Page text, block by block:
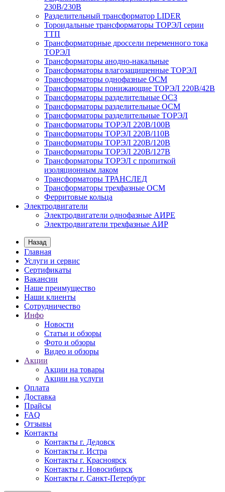
230В/230В
Разделительный трансформатор LIDER
Тороидальные трансформаторы ТОРЭЛ серии
ТТП
Трансформаторные дроссели переменного тока
ТОРЭЛ
Трансформаторы анодно-накальные
Трансформаторы влагозащищенные ТОРЭЛ
Трансформаторы однофазные ОСМ
Трансформаторы понижающие ТОРЭЛ 220В/42В
Трансформаторы разделительные ОСЗ
Трансформаторы разделительные ОСМ
Трансформаторы разделительные ТОРЭЛ
Трансформаторы ТОРЭЛ 220В/100В
Трансформаторы ТОРЭЛ 220В/110В
Трансформаторы ТОРЭЛ 220В/120В
Трансформаторы ТОРЭЛ 220В/127В
Трансформаторы ТОРЭЛ с пропиткой
изоляционным лаком
Трансформаторы ТРАНСЛЕД
Трансформаторы трехфазные ОСМ
Ферритовые кольца
Электродвигатели
Электродвигатели однофазные АИРЕ
Электродвигатели трехфазные АИР
Назад
Главная
Услуги и сервис
Сертификаты
Вакансии
Наше преимущество
Наши клиенты
Сотрудничество
Инфо
Новости
Статьи и обзоры
Фото и обзоры
Видео и обзоры
Акции
Акции на товары
Акции на услуги
Оплата
Доставка
Прайсы
FAQ
Отзывы
Контакты
Контакты г. Дедовск
Контакты г. Истра
Контакты г. Красноярск
Контакты г. Новосибирск
Контакты г. Санкт-Петербург